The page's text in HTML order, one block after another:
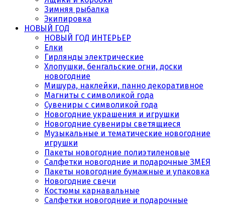
Зимняя рыбалка
Экипировка
НОВЫЙ ГОД
НОВЫЙ ГОД ИНТЕРЬЕР
Елки
Гирлянды электрические
Хлопушки, бенгальские огни, доски
новогодние
Мишура, наклейки, панно декоративное
Магниты с символикой года
Сувениры с символикой года
Новогодние украшения и игрушки
Новогодние сувениры светящиеся
Музыкальные и тематические новогодние
игрушки
Пакеты новогодние полиэтиленовые
Салфетки новогодние и подарочные ЗМЕЯ
Пакеты новогодние бумажные и упаковка
Новогодние свечи
Костюмы карнавальные
Салфетки новогодние и подарочные